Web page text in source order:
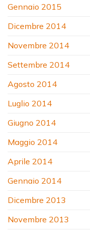
Gennaio 2015
Dicembre 2014
Novembre 2014
Settembre 2014
Agosto 2014
Luglio 2014
Giugno 2014
Maggio 2014
Aprile 2014
Gennaio 2014
Dicembre 2013
Novembre 2013